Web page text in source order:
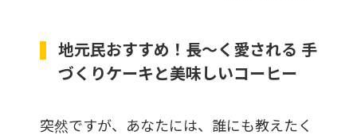
地元民おすすめ！長～く愛される 手
づくりケーキと美味しいコーヒー
突然ですが、あなたには、誰にも教えたく